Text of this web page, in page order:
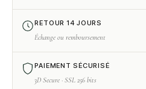
RETOUR 14 JOURS
Échange ou remboursement
PAIEMENT SÉCURISÉ
3D Secure · SSL 256 bits